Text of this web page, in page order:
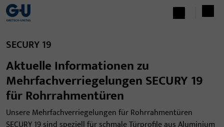
SECURY 19
Aktuelle Informationen zu
Mehrfachverriegelungen SECURY 19
für Rohrrahmentüren
Unsere Mehrfachverriegelungen für Rohrrahmentüren